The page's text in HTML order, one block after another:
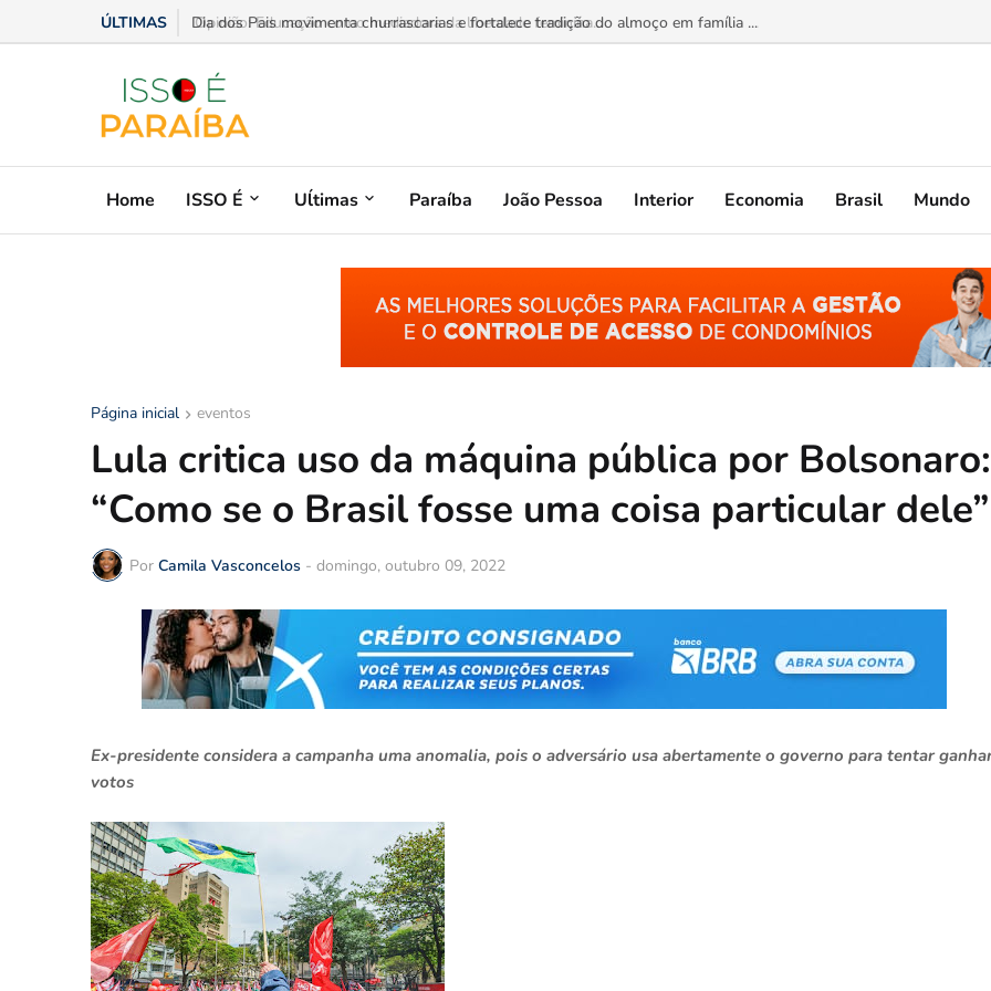
ÚLTIMAS Opinião: Educação como mediadora da liberdade feminina...
Home ISSO É Uĺtimas Paraíba João Pessoa Interior Economia Brasil Mundo
Página inicial eventos
Lula critica uso da máquina pública por Bolsonaro:
“Como se o Brasil fosse uma coisa particular dele”
Por Camila Vasconcelos - domingo, outubro 09, 2022
Ex-presidente considera a campanha uma anomalia, pois o adversário usa abertamente o governo para tentar
votos